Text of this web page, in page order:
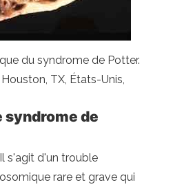
du syndrome de Potter.
TX, États-Unis,
syndrome de
s'agit d'un trouble
rare et grave qui